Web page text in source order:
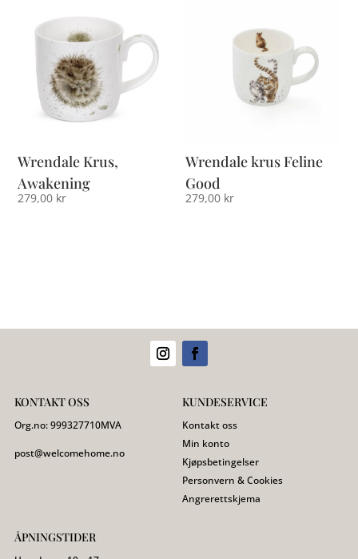
Wrendale Krus,
Awakening
279,00 kr
Wrendale krus Feline
Good
279,00 kr
KONTAKT OSS
Org.no:999327710MVA
post@welcomehome.no
KUNDESERVICE
Kontakt oss
Min konto
Kjøpsbetingelser
Personvern & Cookies
Angrerettskjema
ÅPNINGSTIDER